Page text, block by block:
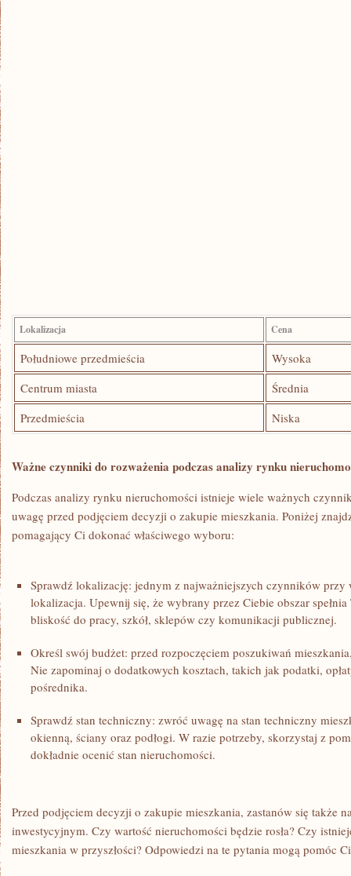
Lokalizacja Cena
Południowe‍ przedmieścia
Wysoka
Centrum miasta
Średnia
Przedmieścia
Niska
Ważne czynniki do rozważenia podczas analizy rynku
Podczas analizy ‍rynku nieruchomości istnieje wiele ważnych
uwagę przed podjęciem decyzji o zakupie mieszkania. Poniżej
pomagający Ci dokonać właściwego wyboru:
Sprawdź lokalizację: jednym z najważniejszych czynników przy
lokalizacja. Upewnij się, że wybrany ⁢przez Ciebie obszar
bliskość do pracy, szkół, sklepów czy komunikacji publicznej.
Określ swój budżet: przed rozpoczęciem‍ poszukiwań
Nie ⁢zapominaj o dodatkowych kosztach, takich jak podatki,
pośrednika.
Sprawdź stan techniczny: ⁤zwróć uwagę na stan techniczny
okienną, ściany oraz podłogi. ⁢W razie ⁤potrzeby,⁢ skorzystaj z
dokładnie ocenić stan nieruchomości.
Przed podjęciem decyzji o zakupie mieszkania, zastanów się także
inwestycyjnym. ‌Czy wartość nieruchomości będzie rosła? Czy
mieszkania w przyszłości? Odpowiedzi na te pytania ‍mogą pomóc